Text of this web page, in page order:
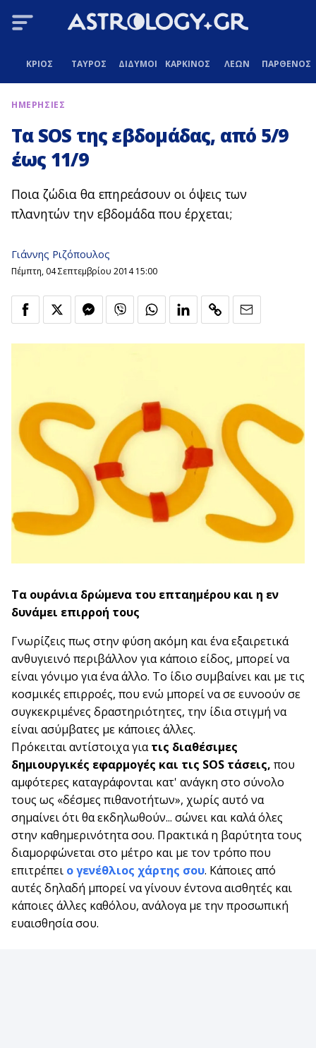
ΚΡΙΟΣ ΤΑΥΡΟΣ ΔΙΔΥΜΟΙ ΚΑΡΚΙΝΟΣ ΛΕΩΝ ΠΑΡΘΕΝΟΣ
ΗΜΕΡΗΣΙΕΣ
Τα SOS της εβδομάδας, από 5/9
έως 11/9
Ποια ζώδια θα επηρεάσουν οι όψεις των
πλανητών την εβδομάδα που έρχεται;
Γιάννης Ριζόπουλος
Πέμπτη, 04 Σεπτεμβρίου 2014 15:00
Τα ουράνια δρώμενα του επταημέρου και η εν
δυνάμει επιρροή τους
Γνωρίζεις πως στην φύση ακόμη και ένα εξαιρετικά
ανθυγιεινό περιβάλλον για κάποιο είδος, μπορεί να
είναι γόνιμο για ένα άλλο. Το ίδιο συμβαίνει και με τις
κοσμικές επιρροές, που ενώ μπορεί να σε ευνοούν σε
συγκεκριμένες δραστηριότητες, την ίδια στιγμή να
είναι ασύμβατες με κάποιες άλλες.
Πρόκειται αντίστοιχα γιατις διαθέσιμες
δημιουργικές εφαρμογές και τις SOS τάσεις, που
αμφότερες καταγράφονται κατ' ανάγκη στο σύνολο
τους ως «δέσμες πιθανοτήτων», χωρίς αυτό να
σημαίνει ότι θα εκδηλωθούν... σώνει και καλά όλες
στην καθημερινότητα σου. Πρακτικά η βαρύτητα τους
διαμορφώνεται στο μέτρο και με τον τρόπο που
επιτρέπει ο γενέθλιος χάρτης σου. Κάποιες από
αυτές δηλαδή μπορεί να γίνουν έντονα αισθητές και
κάποιες άλλες καθόλου, ανάλογα με την προσωπική
ευαισθησία σου.